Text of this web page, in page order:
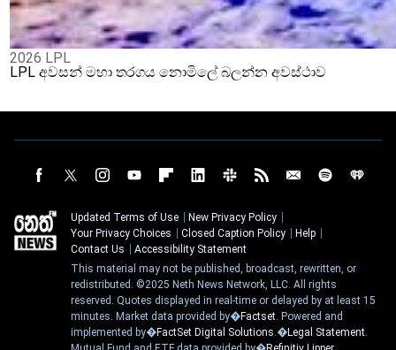
2026 LPL
LPL අවසන් මහා තරගය නොමිලේ බලන්න අවස්ථාව
Updated Terms of Use
New Privacy Policy
Your Privacy Choices
Closed Caption Policy
Help
Contact Us
Accessibility Statement
This material may not be published, broadcast, rewritten, or
redistributed. ©2025 Neth News Network, LLC. All rights
reserved. Quotes displayed in real-time or delayed by at least 15
minutes. Market data provided by�Factset. Powered and
implemented by�FactSet Digital Solutions.�Legal Statement.